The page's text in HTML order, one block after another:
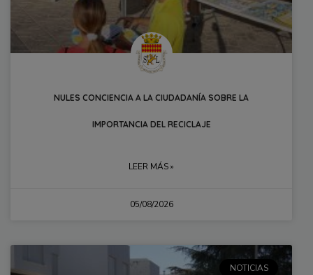
NULES CONCIENCIA A LA CIUDADANÍA SOBRE LA
IMPORTANCIA DEL RECICLAJE
LEER MÁS »
05/08/2026
NOTICIAS